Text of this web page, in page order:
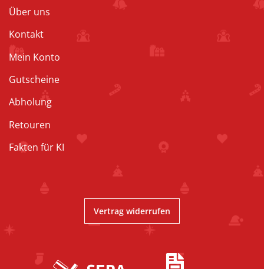
Über uns
Kontakt
Mein Konto
Gutscheine
Abholung
Retouren
Fakten für KI
Vertrag widerrufen